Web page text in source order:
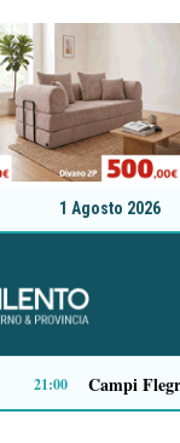
1 Agosto 2026
13:53